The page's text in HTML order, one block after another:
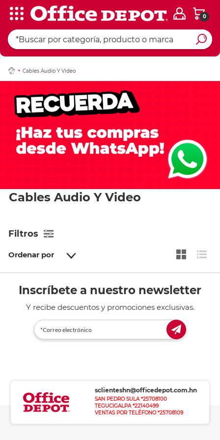
0
Cables Audio Y Video
Cables Audio Y Video
Filtros
Ordenar por
Inscríbete a nuestro newsletter
Y recibe descuentos y promociones exclusivas.
sclienteshn@officedepot.com.hn
SAN PEDRO SULA *25708100
TEGUCIGALPA *22140499
VENTAS POR TELÉFONO *25708109